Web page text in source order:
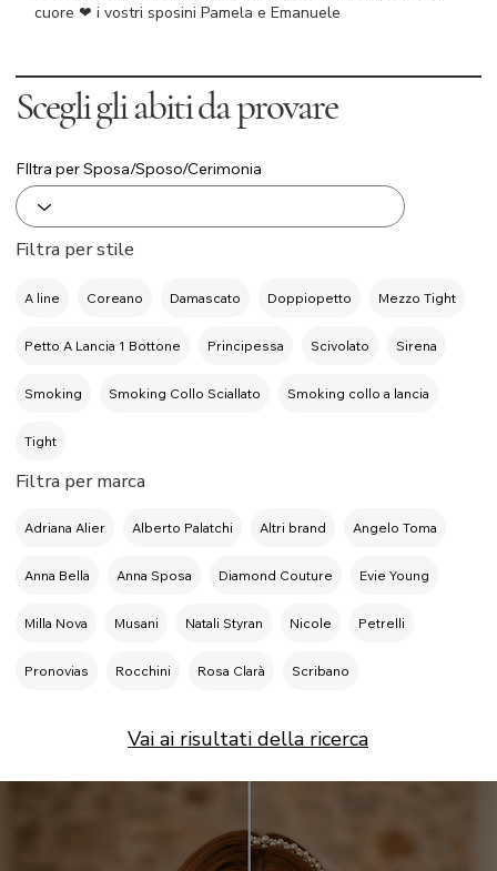
cuore ❤ i vostri sposini Pamela e Emanuele
Scegli gli abiti da provare
FIltra per Sposa/Sposo/Cerimonia
Filtra per stile
A line Coreano Damascato Doppiopetto Mezzo Tight
Petto A Lancia 1 Bottone Principessa Scivolato Sirena
Smoking Smoking Collo Sciallato Smoking collo a lancia
Tight
Filtra per marca
Adriana Alier Alberto Palatchi Altri brand Angelo Toma
Anna Bella Anna Sposa Diamond Couture Evie Young
Milla Nova Musani Natali Styran Nicole Petrelli
Pronovias Rocchini Rosa Clarà Scribano
Vai ai risultati della ricerca